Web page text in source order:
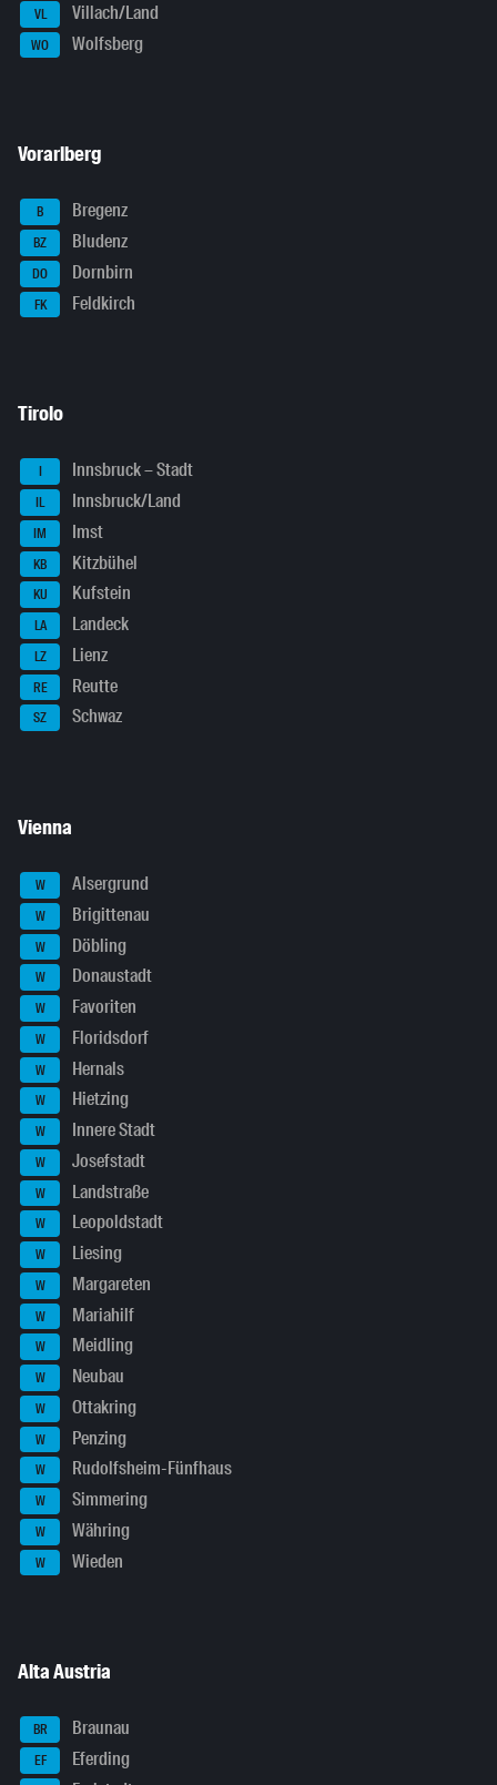
VL Villach/Land
WO Wolfsberg
Vorarlberg
B Bregenz
BZ Bludenz
DO Dornbirn
FK Feldkirch
Tirolo
I Innsbruck – Stadt
IL Innsbruck/Land
IM Imst
KB Kitzbühel
KU Kufstein
LA Landeck
LZ Lienz
RE Reutte
SZ Schwaz
Vienna
W Alsergrund
W Brigittenau
W Döbling
W Donaustadt
W Favoriten
W Floridsdorf
W Hernals
W Hietzing
W Innere Stadt
W Josefstadt
W Landstraße
W Leopoldstadt
W Liesing
W Margareten
W Mariahilf
W Meidling
W Neubau
W Ottakring
W Penzing
W Rudolfsheim-Fünfhaus
W Simmering
W Währing
W Wieden
Alta Austria
BR Braunau
EF Eferding